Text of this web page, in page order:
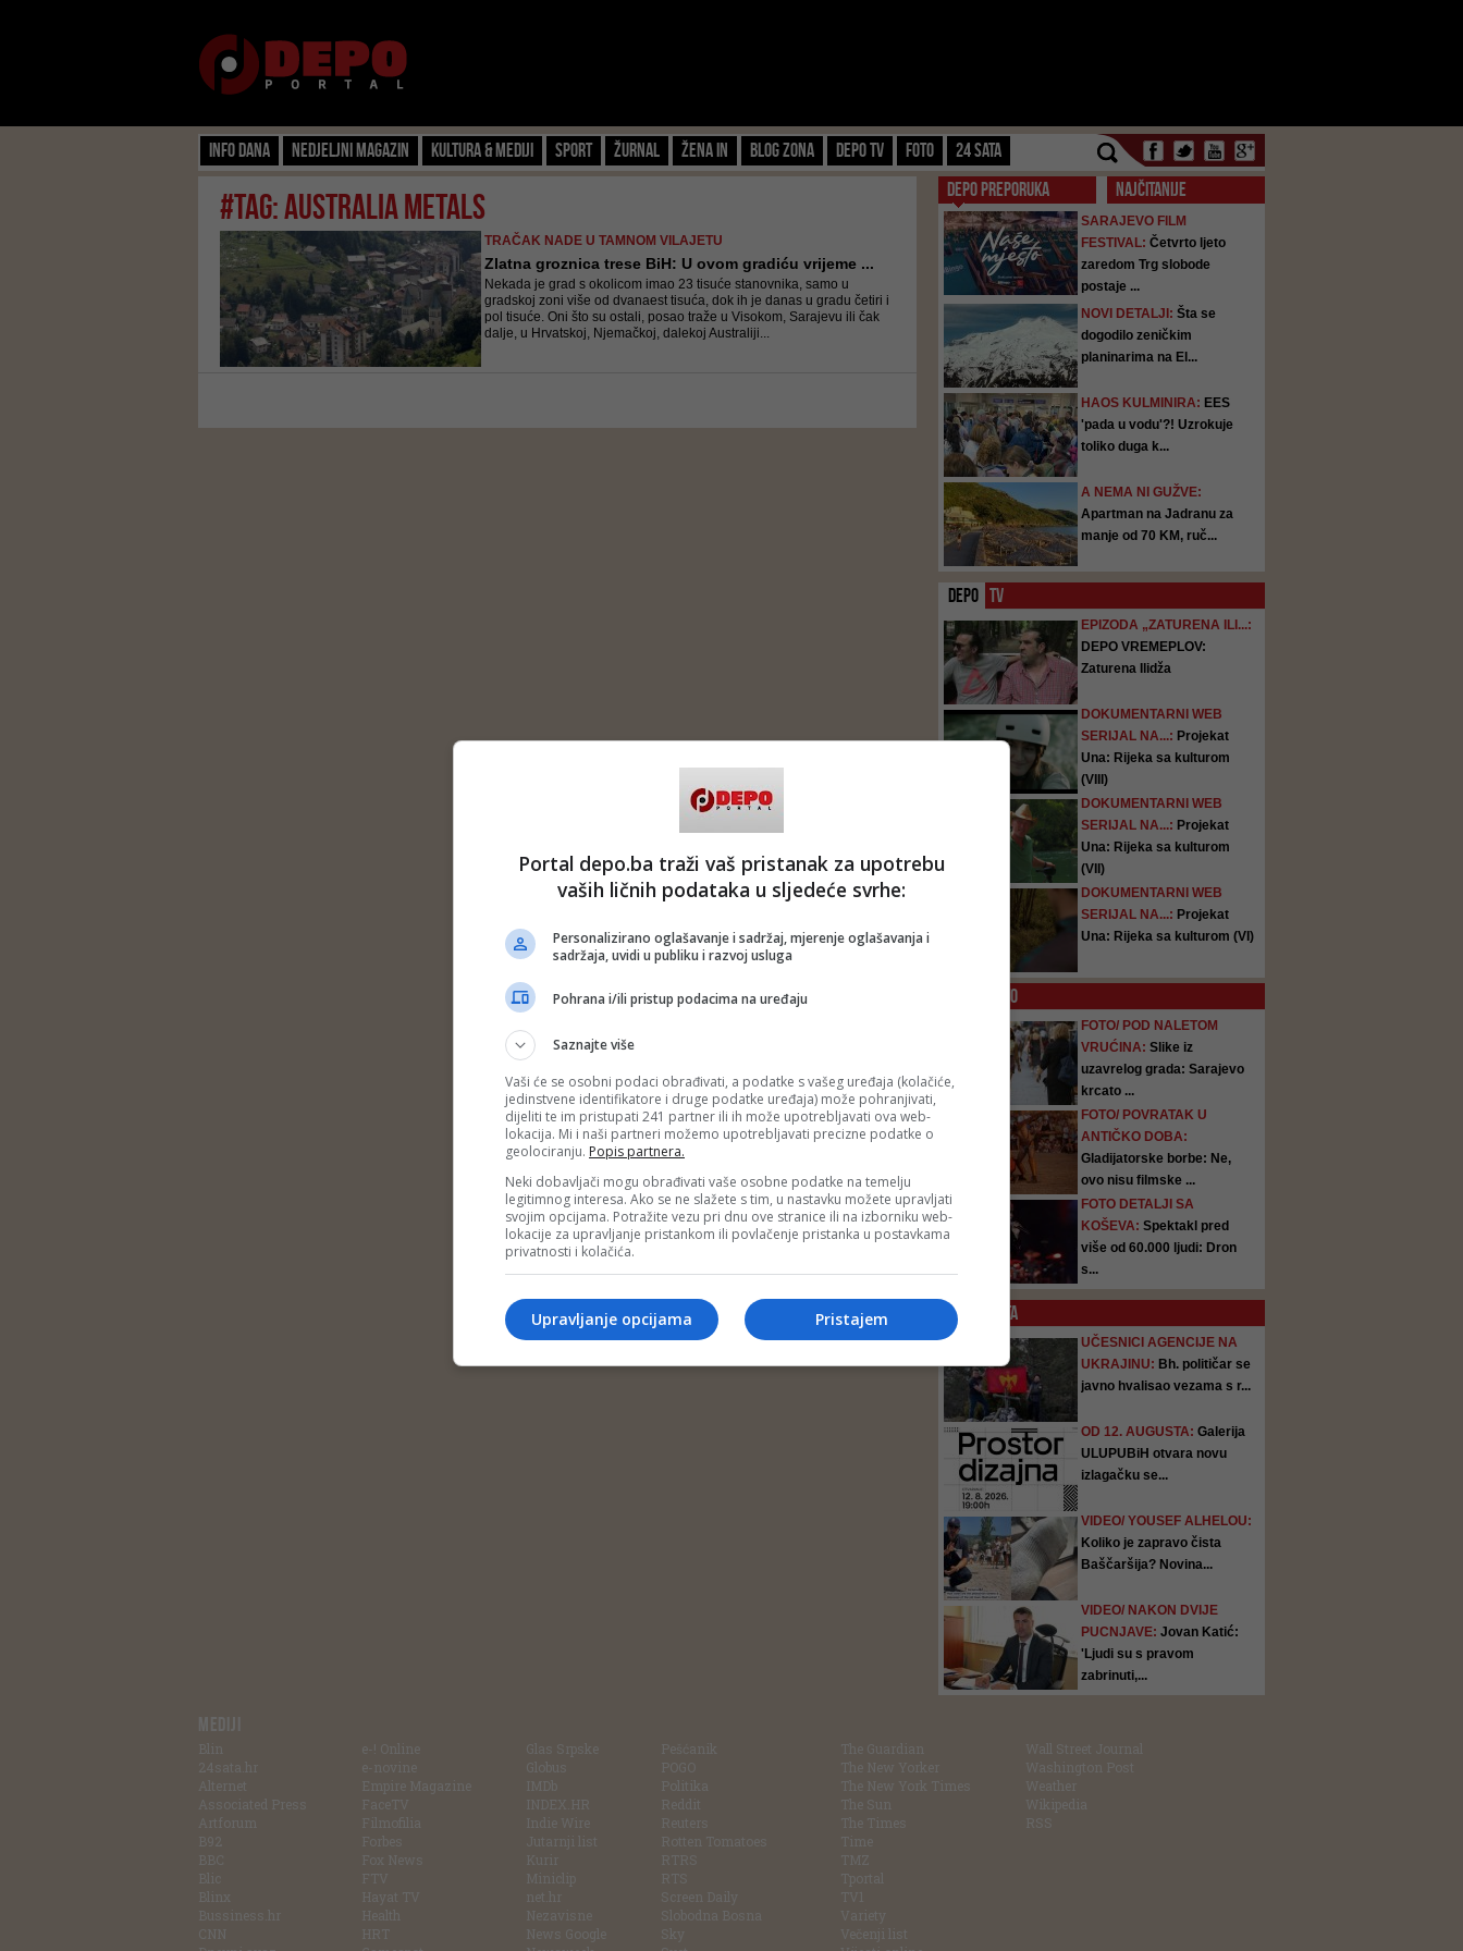
Info dana Nedjeljni magazin Kultura & Mediji Sport Žurnal Žena IN Blog zona Depo TV FOTO 24 SATA
#tag: Australia Metals
TRAČAK NADE U TAMNOM VILAJETU
Zlatna groznica trese BiH: U ovom gradiću vrijeme ...
Nekada je grad s okolicom imao 23 tisuće stanovnika, samo u
gradskoj zoni više od dvanaest tisuća, dok ih je danas u gradu četiri i
pol tisuće. Oni što su ostali, posao traže u Visokom, Sarajevu ili čak
dalje, u Hrvatskoj, Njemačkoj, dalekoj Australiji...
DEPO PREPORUKA NAJČITANIJE
SARAJEVO FILM
FESTIVAL: Četvrto ljeto
zaredom Trg slobode
postaje ...
NOVI DETALJI: Šta se
dogodilo zeničkim
planinarima na El...
HAOS KULMINIRA: EES
'pada u vodu'?! Uzrokuje
toliko duga k...
A NEMA NI GUŽVE:
Apartman na Jadranu za
manje od 70 KM, ruč...
DEPO TV
EPIZODA „ZATURENA ILI...:
DEPO VREMEPLOV:
Zaturena Ilidža
DOKUMENTARNI WEB
SERIJAL NA...: Projekat
Una: Rijeka sa kulturom
(VIII)
DOKUMENTARNI WEB
SERIJAL NA...: Projekat
Una: Rijeka sa kulturom
(VII)
DOKUMENTARNI WEB
SERIJAL NA...: Projekat
Una: Rijeka sa kulturom (VI)
FOTO
FOTO/ POD NALETOM
VRUĆINA: Slike iz
uzavrelog grada: Sarajevo
krcato ...
FOTO/ POVRATAK U
ANTIČKO DOBA:
Gladijatorske borbe: Ne,
ovo nisu filmske ...
FOTO DETALJI SA
KOŠEVA: Spektakl pred
više od 60.000 ljudi: Dron
s...
24 SATA
UČESNICI AGENCIJE NA
UKRAJINU: Bh. političar se
javno hvalisao vezama s r...
OD 12. AUGUSTA: Galerija
ULUPUBiH otvara novu
izlagačku se...
VIDEO/ YOUSEF ALHELOU:
Koliko je zapravo čista
Baščaršija? Novina...
VIDEO/ NAKON DVIJE
PUCNJAVE: Jovan Katić:
'Ljudi su s pravom
zabrinuti,...
MEDIJI
Blin
24sata.hr
Alternet
Associated Press
Artforum
B92
BBC
Blic
Blinx
Bussiness.hr
CNN
e-! Online
e-novine
Empire Magazine
FaceTV
Filmofilia
Forbes
Fox News
FTV
Hayat TV
Health
HRT
Glas Srpske
Globus
IMDb
INDEX.HR
Indie Wire
Jutarnji list
Kurir
Miniclip
net.hr
Nezavisne
News Google
Pešćanik
POGO
Politika
Reddit
Reuters
Rotten Tomatoes
RTRS
RTS
Screen Daily
Slobodna Bosna
Sky
The Guardian
The New Yorker
The New York Times
The Sun
The Times
Time
TMZ
Tportal
TV1
Variety
Večenji list
Wall Street Journal
Washington Post
Weather
Wikipedia
RSS
Portal depo.ba traži vaš pristanak za upotrebu
vaših ličnih podataka u sljedeće svrhe:
Personalizirano oglašavanje i sadržaj, mjerenje oglašavanja i
sadržaja, uvidi u publiku i razvoj usluga
Pohrana i/ili pristup podacima na uređaju
Saznajte više
Vaši će se osobni podaci obrađivati, a podatke s vašeg uređaja (kolačiće,
jedinstvene identifikatore i druge podatke uređaja) može pohranjivati,
dijeliti te im pristupati 241 partner ili ih može upotrebljavati ova web-
lokacija. Mi i naši partneri možemo upotrebljavati precizne podatke o
geolociranju. Popis partnera.
Neki dobavljači mogu obrađivati vaše osobne podatke na temelju
legitimnog interesa. Ako se ne slažete s tim, u nastavku možete upravljati
svojim opcijama. Potražite vezu pri dnu ove stranice ili na izborniku web-
lokacije za upravljanje pristankom ili povlačenje pristanka u postavkama
privatnosti i kolačića.
Pristajem
Upravljanje opcijama